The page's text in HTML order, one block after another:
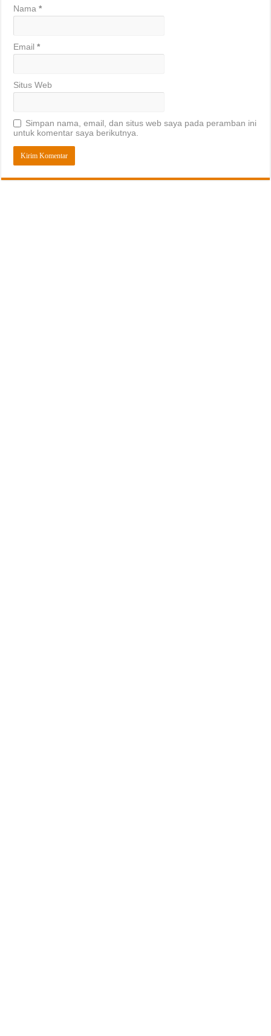
Nama*
Email*
Situs Web
Simpan nama, email, dan situs web saya pada peramban ini
untuk komentar saya berikutnya.